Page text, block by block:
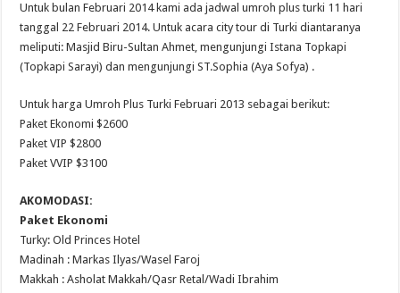
Untuk bulan Februari 2014 kami ada jadwal umroh plus turki 11 hari
tanggal 22 Februari 2014. Untuk acara city tour di Turki diantaranya
meliputi: Masjid Biru-Sultan Ahmet, mengunjungi Istana Topkapi
(Topkapi Sarayi) dan mengunjungi ST.Sophia (Aya Sofya) .
Untuk harga Umroh Plus Turki Februari 2013 sebagai berikut:
Paket Ekonomi $2600
Paket VIP $2800
Paket VVIP $3100
AKOMODASI:
Paket Ekonomi
Turky: Old Princes Hotel
Madinah : Markas Ilyas/Wasel Faroj
Makkah : Asholat Makkah/Qasr Retal/Wadi Ibrahim